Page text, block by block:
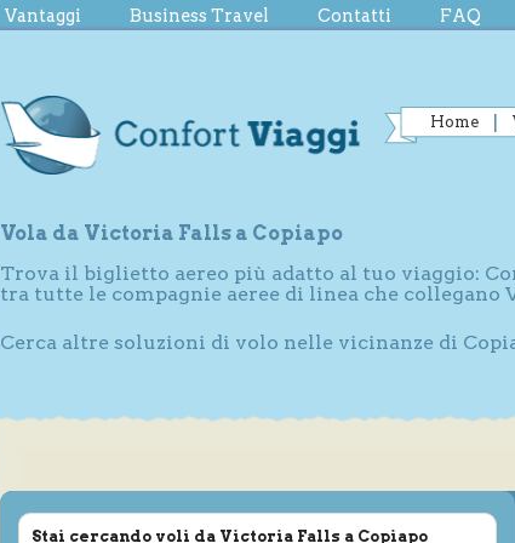
Vantaggi Business Travel Contatti FAQ
Home
Vola da Victoria Falls a Copiapo
Trova il biglietto aereo più adatto al tuo viaggio:
tra tutte le compagnie aeree di linea che collegano
Cerca altre soluzioni di volo nelle vicinanze di
Stai cercando voli da Victoria Falls a Copiapo